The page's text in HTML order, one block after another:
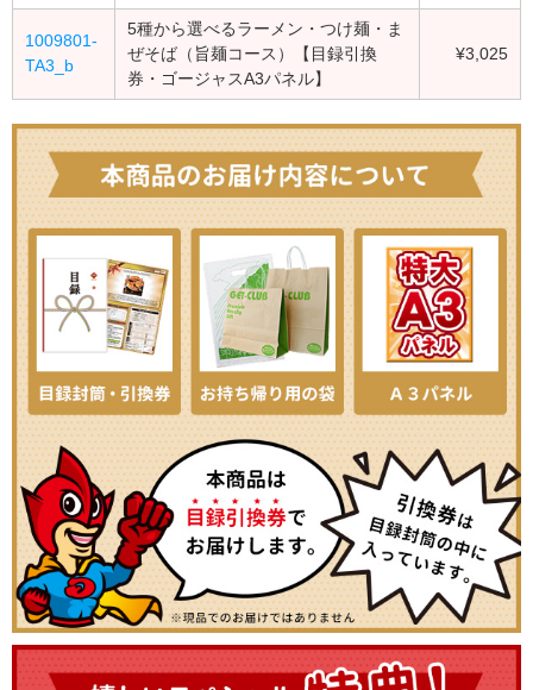
1009801-
TA3_b
5種から選べるラーメン・つけ麺・ま
ぜそば（旨麺コース）【目録引換
券・ゴージャスA3パネル】
¥3,025